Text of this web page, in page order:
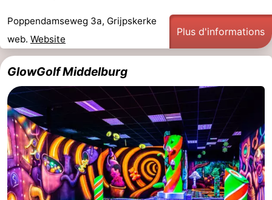
Poppendamseweg 3a, Grijpskerke
web. Website
Plus d'informations
GlowGolf Middelburg